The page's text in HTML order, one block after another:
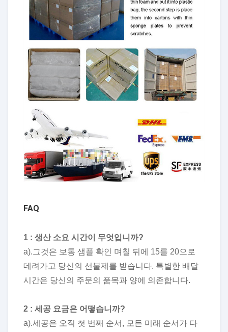
FAQ
1 : 생산 소요 시간이 무엇입니까?
a).그것은 보통 샘플 확인 며칠 뒤에 15를 20으로
데려가고 당신의 선불제를 받습니다. 특별한 배달
시간은 당신의 주문의 품목과 양에 의존합니다.
2 : 세공 요금은 어떻습니까?
a).세공은 오직 첫 번째 순서, 모든 미래 순서가 다